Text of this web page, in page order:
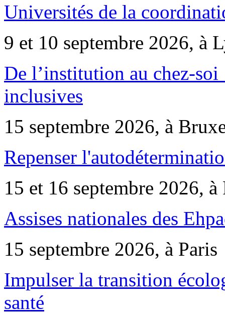
Universités de la
9 et 10 septembre 2026, à
De l’institution au chez-
inclusives
15 septembre 2026, à
Repenser
15 et 16 septembre 2026, à
Assises nationales des
15 septembre 2026, à Paris
Impulser la transition
santé